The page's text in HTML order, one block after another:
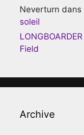
Neverturn dans
soleil
LONGBOARDER
Field
Archive